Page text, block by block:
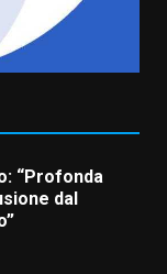
“Profonda
di arma